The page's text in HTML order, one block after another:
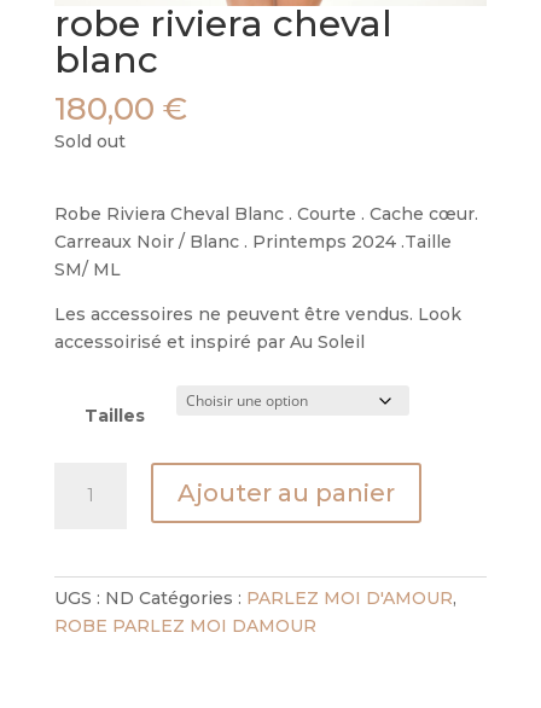
robe riviera cheval
blanc
180,00 €
Sold out
Robe Riviera Cheval Blanc . Courte . Cache cœur.
Carreaux Noir / Blanc . Printemps 2024 .Taille
SM/ ML
Les accessoires ne peuvent être vendus. Look
accessoirisé et inspiré par Au Soleil
Tailles
Ajouter au panier
UGS : ND Catégories : PARLEZ MOI D'AMOUR,
ROBE PARLEZ MOI DAMOUR